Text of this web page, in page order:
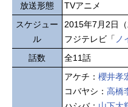
放送形態
TVアニメ
スケジュー
ル
2015年7月2日
フジテレビ「 ノ
話数
全11話
アケチ： 櫻井孝
コバヤシ： 高橋